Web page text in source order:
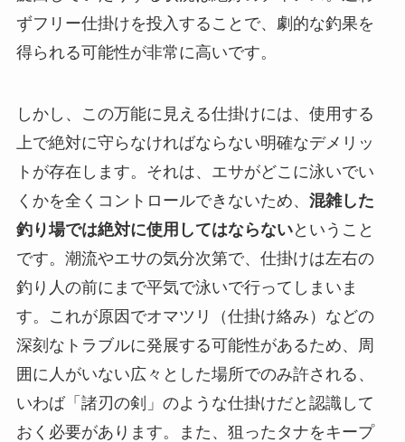
ずフリー仕掛けを投入することで、劇的な釣果を
得られる可能性が非常に高いです。
しかし、この万能に見える仕掛けには、使用する
上で絶対に守らなければならない明確なデメリッ
トが存在します。それは、エサがどこに泳いでい
くかを全くコントロールできないため、 混雑した
釣り場では絶対に使用してはならないということ
です。潮流やエサの気分次第で、仕掛けは左右の
釣り人の前にまで平気で泳いで行ってしまいま
す。これが原因でオマツリ（仕掛け絡み）などの
深刻なトラブルに発展する可能性があるため、周
囲に人がいない広々とした場所でのみ許される、
いわば「諸刃の剣」のような仕掛けだと認識して
おく必要があります。また、狙ったタナをキープ